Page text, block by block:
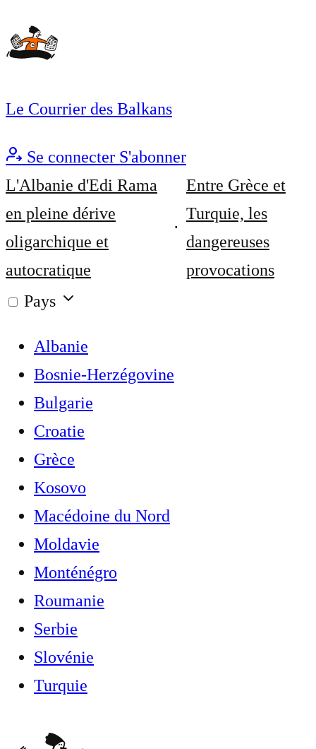
Le Courrier des Balkans
Se connecter S'abonner
L'Albanie d'Edi Rama
en pleine dérive
oligarchique et
autocratique
Entre Grèce et
Turquie, les
dangereuses
provocations
Pays
Albanie
Bosnie-Herzégovine
Bulgarie
Croatie
Grèce
Kosovo
Macédoine du Nord
Moldavie
Monténégro
Roumanie
Serbie
Slovénie
Turquie